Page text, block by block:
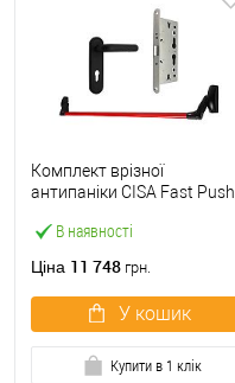
В наявності
Комплект врізної
антипаніки CISA Fast Push
із замком та ручкою
Ціна 11 748 грн.
У кошик
Купити в 1 клік